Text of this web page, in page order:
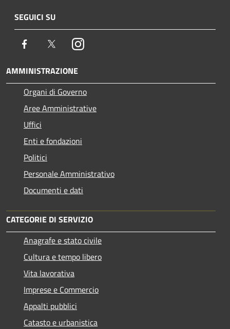
SEGUICI SU
Facebook TwitterInstagram
AMMINISTRAZIONE
Organi di Governo
Aree Amministrative
Uffici
Enti e fondazioni
Politici
Personale Amministrativo
Documenti e dati
CATEGORIE DI SERVIZIO
Anagrafe e stato civile
Cultura e tempo libero
Vita lavorativa
Imprese e Commercio
Appalti pubblici
Catasto e urbanistica